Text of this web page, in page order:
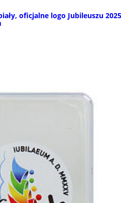
oficjalne logo Jubileuszu